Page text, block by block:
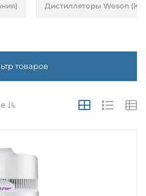
Дистилляторы Woson
товаров